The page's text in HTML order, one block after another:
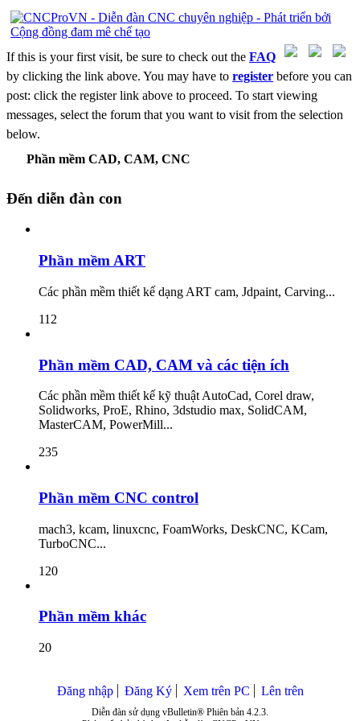
If this is your first visit, be sure to check out the FAQ
by clicking the link above. You may have to register before you can
post: click the register link above to proceed. To start viewing
messages, select the forum that you want to visit from the selection
below.
Phần mềm CAD, CAM, CNC
Đến diễn đàn con
Phần mềm ART
Các phần mềm thiết kế dạng ART cam, Jdpaint, Carving...
112
Phần mềm CAD, CAM và các tiện ích
Các phần mềm thiết kế kỹ thuật AutoCad, Corel draw,
Solidworks, ProE, Rhino, 3dstudio max, SolidCAM,
MasterCAM, PowerMill...
235
Phần mềm CNC control
mach3, kcam, linuxcnc, FoamWorks, DeskCNC, KCam,
TurboCNC...
120
Phần mềm khác
20
Đăng nhập Đăng Ký Xem trên PC Lên trên
Diễn đàn sử dụng vBulletin® Phiên bản 4.2.3.